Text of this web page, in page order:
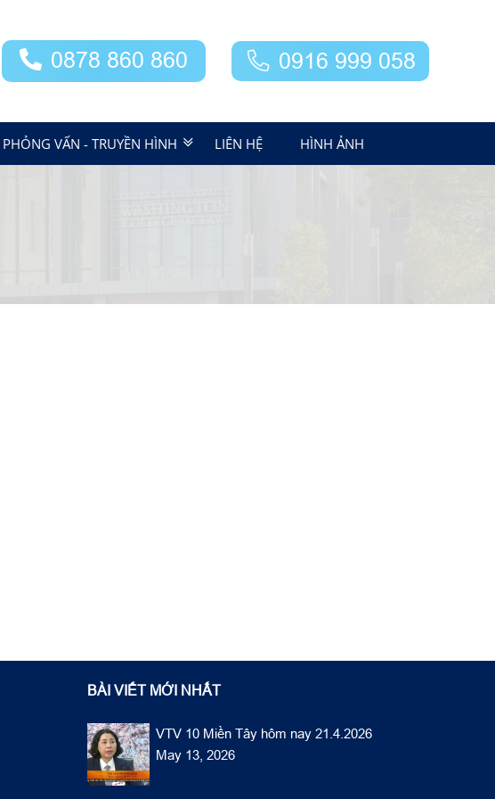
0878 860 860 0916 999 058
PHỎNG VẤN - TRUYỀN HÌNH LIÊN HỆ HÌNH ẢNH
BÀI VIẾT MỚI NHẤT
VTV 10 Miền Tây hôm nay 21.4.2026
May 13, 2026